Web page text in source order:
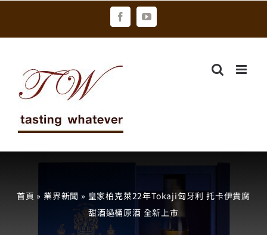
FacebookYouTube
首頁 » 業界新聞 » 皇家柏克萊22年Tokaji匈牙利 托卡伊貴腐
甜酒過桶原酒 全新上市